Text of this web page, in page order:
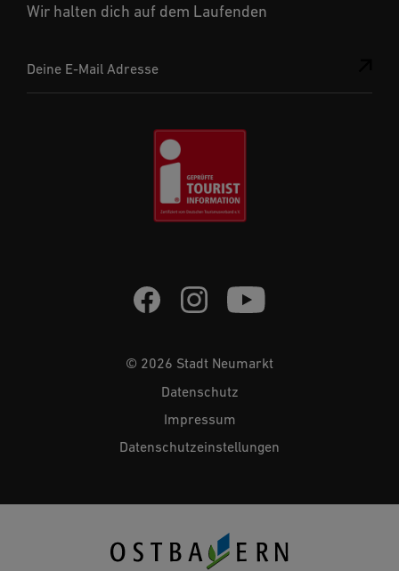
Wir halten dich auf dem Laufenden
Deine E-Mail Adresse
© 2026 Stadt Neumarkt
Datenschutz
Impressum
Datenschutzeinstellungen